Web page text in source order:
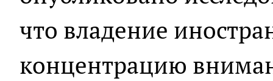
что владение
концентрацию